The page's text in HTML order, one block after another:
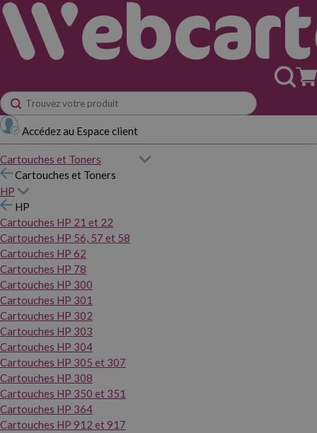
Accédez au Espace client
Cartouches et Toners
Cartouches et Toners
HP
HP
Cartouches HP 21 et 22
Cartouches HP 56, 57 et 58
Cartouches HP 62
Cartouches HP 78
Cartouches HP 300
Cartouches HP 301
Cartouches HP 302
Cartouches HP 303
Cartouches HP 304
Cartouches HP 305 et 307
Cartouches HP 308
Cartouches HP 350 et 351
Cartouches HP 364
Cartouches HP 912 et 917